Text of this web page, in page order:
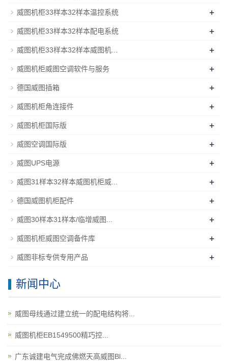
威图机柜33样本32样本温控系统 +
威图机柜33样本32样本配电系统 +
威图机柜33样本32样本威图机... +
威图机柜威图空调软件与服务 +
德国威图插箱 +
威图机柜角连接件 +
威图机柜国际版 +
威图空调国际版 +
威图UPS电源 +
威图31样本32样本威图机柜威... +
德国威图机柜配件 +
威图30样本31样本/临增威图... +
威图机柜威图空调备件库 +
威图非标专供专用产品 +
新闻中心
威图母线通过建立统一的配电结构将...
威图机柜EB1549500精巧控...
广东诚建电气完成佛燃天高威图Bl...